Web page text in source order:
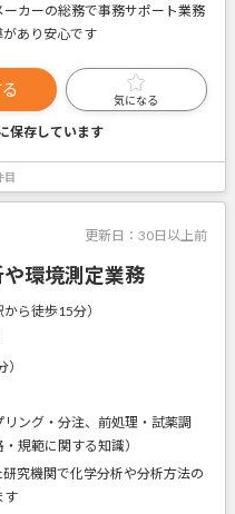
カーの総務で事務サポート業務
あり安心です
気になる
保存しています
目
更新日： 30日以上前
や環境測定業務
ら徒歩15分）
ング・分注、前処理・試薬調
規範に関する知識）
究機関で化学分析や分析方法の
す